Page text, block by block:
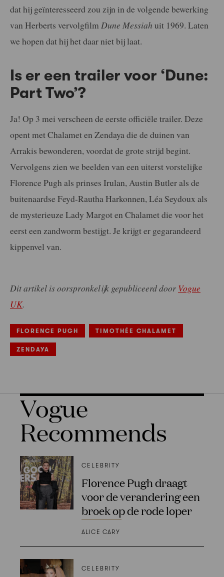
dat hij geïnteresseerd zou zijn in de volgende bewerking
van Herberts vervolgfilm Dune Messiah uit 1969. Laten
we hopen dat hij het daar niet bij laat.
Is er een trailer voor ‘Dune:
Part Two’?
Ja! Op 3 mei verscheen de eerste officiële trailer. Deze
opent met Chalamet en Zendaya die de duinen van
Arrakis bewonderen, voordat de grote strijd begint.
Vervolgens zien we beelden van een uiterst vorstelijke
Florence Pugh als prinses Irulan, Austin Butler als de
buitenaardse Feyd-Rautha Harkonnen, Léa Seydoux als
de mysterieuze Lady Margot en Chalamet die voor het
eerst een zandworm bestijgt. Je krijgt er gegarandeerd
kippenvel van.
Dit artikel is oorspronkelijk gepubliceerd door Vogue
UK.
FLORENCE PUGH TIMOTHÉE CHALAMET
ZENDAYA
Vogue
Recommends
CELEBRITY
Florence Pugh draagt
voor de verandering een
broek op de rode loper
ALICE CARY
CELEBRITY